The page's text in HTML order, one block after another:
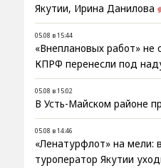
Якутии, Ирина Данилова
05.08 в 15:44
«Внеплановых работ» не
КПРФ перенесли под
05.08 в 15:02
В Усть-Майском районе
05.08 в 14:46
«Ленатурфлот» на мели:
туроператор Якутии